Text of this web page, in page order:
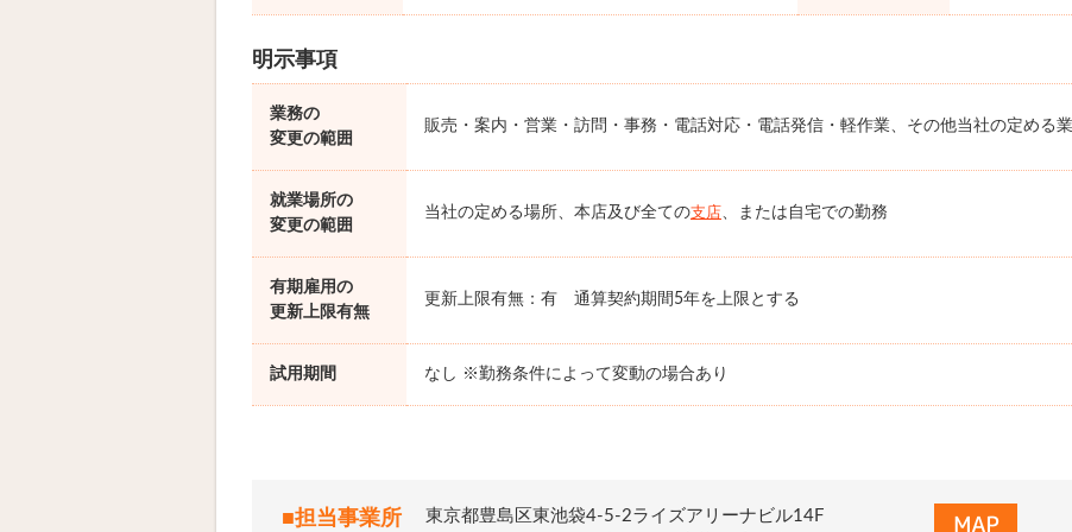
明示事項
業務の
変更の範囲
販売・案内・営業・訪問・事務・電話対応・電話発信・軽作業、その他当社の定める
就業場所の
変更の範囲
当社の定める場所、本店及び全ての支店、または自宅での勤務
有期雇用の
更新上限有無
更新上限有無：有 通算契約期間5年を上限とする
試用期間 なし ※勤務条件によって変動の場合あり
■担当事業所
東京都豊島区東池袋4-5-2ライズアリーナビル14F